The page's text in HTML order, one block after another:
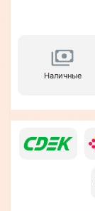
Наличные